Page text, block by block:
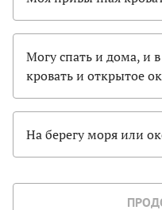
Могу спать и дома, и
кровать и открытое
На берегу моря или